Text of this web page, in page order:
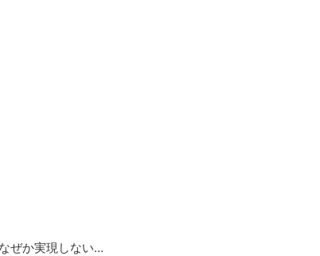
ぜか実現しない…